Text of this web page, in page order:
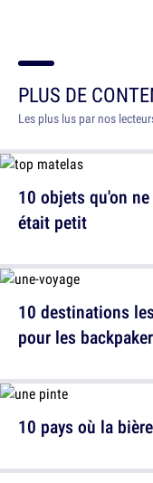
PLUS DE
Les plus lus par nos
10 objets qu'on
était petit
10 pays où la
10 destinations
pour les